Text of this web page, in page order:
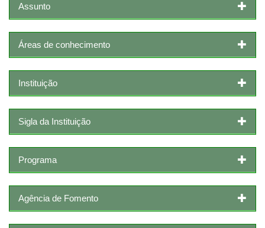
Assunto
Áreas de conhecimento
Instituição
Sigla da Instituição
Programa
Agência de Fomento